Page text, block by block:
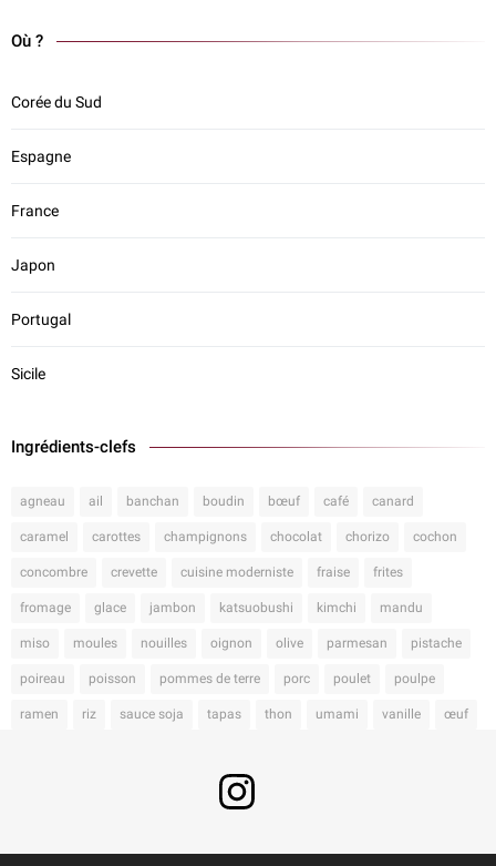
Où ?
Corée du Sud
Espagne
France
Japon
Portugal
Sicile
Ingrédients-clefs
agneau ail banchan boudin bœuf café canard
caramel carottes champignons chocolat chorizo cochon
concombre crevette cuisine moderniste fraise frites
fromage glace jambon katsuobushi kimchi mandu
miso moules nouilles oignon olive parmesan pistache
poireau poisson pommes de terre porc poulet poulpe
ramen riz sauce soja tapas thon umami vanille œuf